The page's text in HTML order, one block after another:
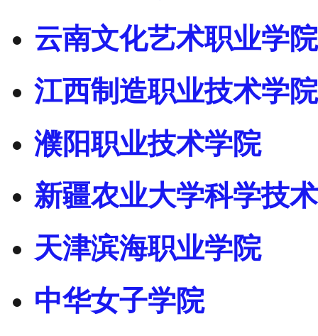
云南文化艺术职业学院
江西制造职业技术学院
濮阳职业技术学院
新疆农业大学科学技
天津滨海职业学院
中华女子学院